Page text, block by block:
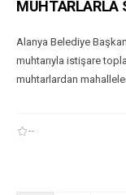
MUHTARLARLA
Alanya Belediye
muhtarıyla istişare
muhtarlardan
--